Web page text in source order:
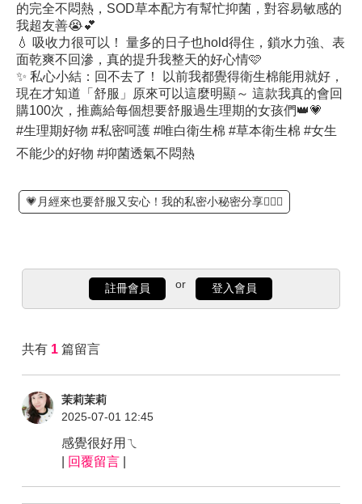
的完全不悶熱，SOD草本配方有幫忙抑菌，對容易敏感的
我超友善😭💕
💧 吸收力很可以！ 量多的日子也hold得住，鎖水力強、表
面乾爽不回滲，真的提升我整天的好心情🩷
✨ 私心小結：回不去了！ 以前我都覺得衛生棉能用就好，
現在才知道「舒服」原來可以這麼明顯～ 這款我真的會回
購100次，推薦給每個想要舒服過生理期的女孩們👑💗
#生理期好物 #私密呵護 #唯白衛生棉 #草本衛生棉 #女生
不能少的好物 #抑菌透氣不悶熱
💗月經來也要舒服又安心！我的私密小秘密分享🧚‍♀️✨
註冊會員 or 登入會員
共有 1篇留言
茉莉茉莉
2025-07-01 12:45
感覺很好用ㄟ
回覆留言|